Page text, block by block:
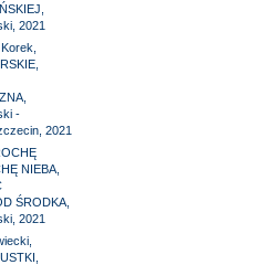
2021
-
2021
NIEBA,
ŚRODKA,
2021